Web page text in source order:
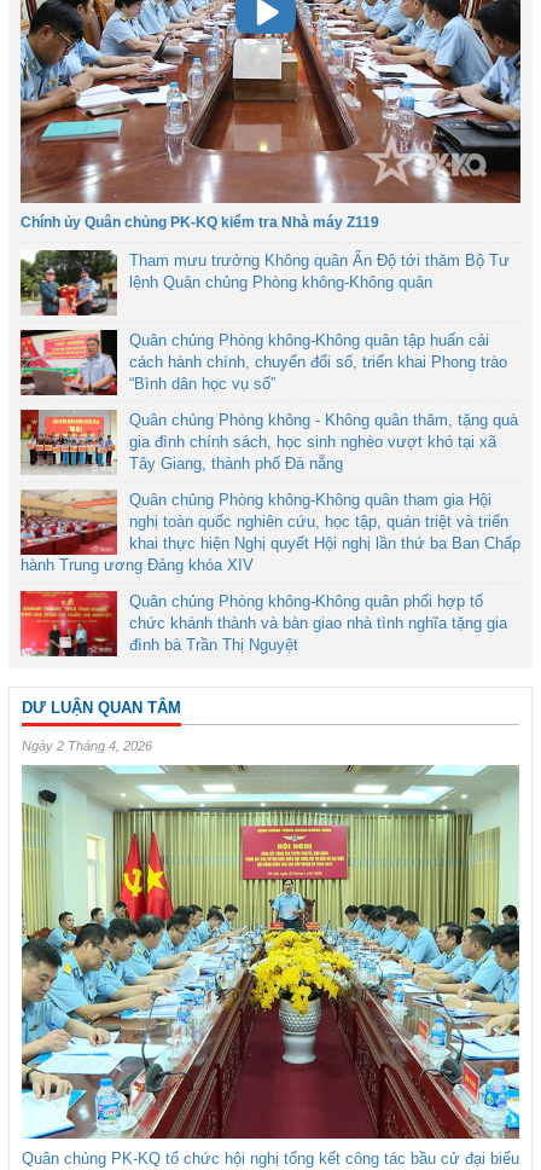
Chính ủy Quân chủng PK-KQ kiểm tra Nhà máy Z119
Tham mưu trưởng Không quân Ấn Độ tới thăm Bộ Tư
lệnh Quân chủng Phòng không-Không quân
Quân chủng Phòng không-Không quân tập huấn cải
cách hành chính, chuyển đổi số, triển khai Phong trào
“Bình dân học vụ số”
Quân chủng Phòng không - Không quân thăm, tặng quà
gia đình chính sách, học sinh nghèo vượt khó tại xã
Tây Giang, thành phố Đà nẵng
Quân chủng Phòng không-Không quân tham gia Hội
nghị toàn quốc nghiên cứu, học tập, quán triệt và triển
khai thực hiện Nghị quyết Hội nghị lần thứ ba Ban Chấp
hành Trung ương Đảng khóa XIV
Quân chủng Phòng không-Không quân phối hợp tổ
chức khánh thành và bàn giao nhà tình nghĩa tặng gia
đình bà Trần Thị Nguyệt
DƯ LUẬN QUAN TÂM
Ngày 2 Tháng 4, 2026
Quân chủng PK-KQ tổ chức hội nghị tổng kết công tác bầu cử đại biểu